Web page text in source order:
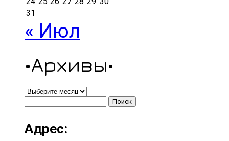
31
« Июл
•Архивы•
•Архивы•
Адрес: